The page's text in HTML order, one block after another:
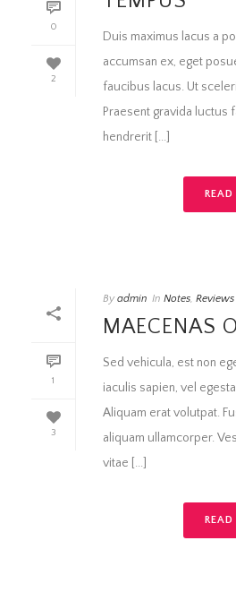
0
2
Duis maximus lacus a
accumsan ex, eget
faucibus lacus. Ut
Praesent gravida luctus
hendrerit [...]
1
3
By admin In Notes, Reviews
MAECENAS
Sed vehicula, est non
iaculis sapien, vel
Aliquam erat volutpat.
aliquam ullamcorper.
vitae [...]